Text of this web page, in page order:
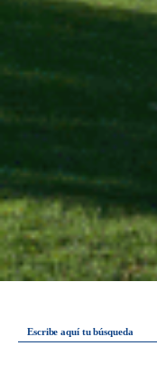
Escribe aquí tu búsqueda